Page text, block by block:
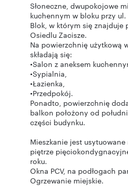
Słoneczne, dwupokojowe
kuchennym w bloku przy ul.
Blok, w którym się znajduje
Osiedlu Zacisze.
Na powierzchnię użytkową
składają się:
•Salon z aneksem
•Sypialnia,
•Łazienka,
•Przedpokój.
Ponadto, powierzchnię
balkon położony od
części budynku.
Mieszkanie jest
piętrze
roku.
Okna PCV, na podłogach
Ogrzewanie miejskie.